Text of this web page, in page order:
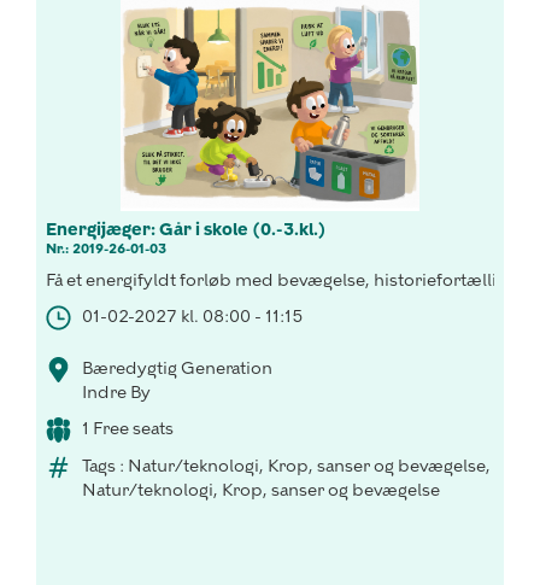
Energijæger: Går i skole (0.-3.kl.)
Nr.: 2019-26-01-03
Få et energifyldt forløb med bevægelse, historiefortælling
01-02-2027 kl. 08:00 - 11:15
Bæredygtig Generation
Indre By
1 Free seats
Tags : Natur/teknologi, Krop, sanser og bevægelse,
Natur/teknologi, Krop, sanser og bevægelse